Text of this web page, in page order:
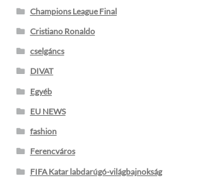
Champions League Final
Cristiano Ronaldo
cselgáncs
DIVAT
Egyéb
EU NEWS
fashion
Ferencváros
FIFA Katar labdarúgó-világbajnokság